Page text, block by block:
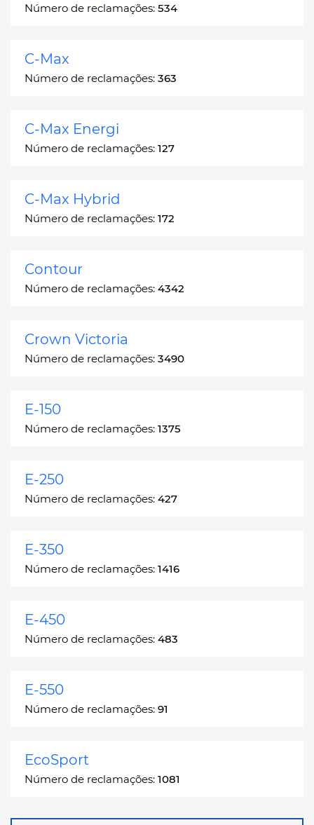
Número de reclamações: 534
C-Max
Número de reclamações: 363
C-Max Energi
Número de reclamações: 127
C-Max Hybrid
Número de reclamações: 172
Contour
Número de reclamações: 4342
Crown Victoria
Número de reclamações: 3490
E-150
Número de reclamações: 1375
E-250
Número de reclamações: 427
E-350
Número de reclamações: 1416
E-450
Número de reclamações: 483
E-550
Número de reclamações: 91
EcoSport
Número de reclamações: 1081